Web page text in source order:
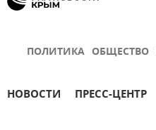
ПОЛИТИКА ОБЩЕСТВО
НОВОСТИ ПРЕСС-ЦЕНТР